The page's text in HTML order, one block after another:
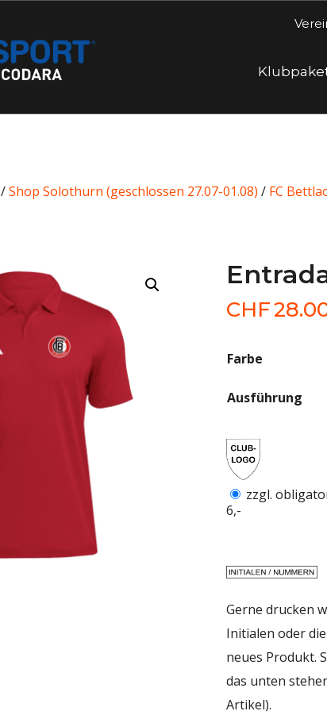
/Shop Solothurn (geschlossen 27.07-01.08) / FC
CHF
Farbe
Ausführung
zzgl.
6,-
Gerne drucken
Initialen oder
neues Produkt.
das unten
Artikel).